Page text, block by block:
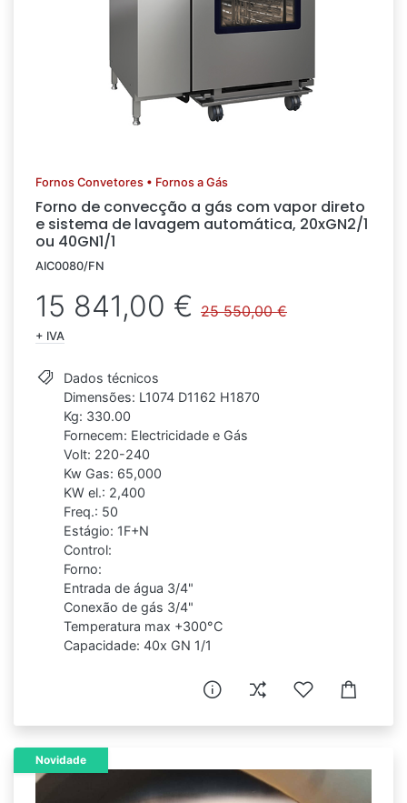
Fornos Convetores • Fornos a Gás
Forno de convecção a gás com vapor direto
e sistema de lavagem automática, 20xGN2/1
ou 40GN1/1
AIC0080/FN
15 841,00 € 25 550,00 €
+ IVA
Dados técnicos
Dimensões: L1074 D1162 H1870
Kg: 330.00
Fornecem: Electricidade e Gás
Volt: 220-240
Kw Gas: 65,000
KW el.: 2,400
Freq.: 50
Estágio: 1F+N
Control:
Forno:
Entrada de água 3/4"
Conexão de gás 3/4"
Temperatura max +300°C
Capacidade: 40x GN 1/1
Novidade